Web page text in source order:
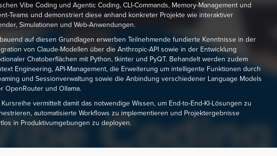
Vibe Coding und Agentic Coding, CLI-Commands, Memory-Management und
Teams und demonstriert diese anhand konkreter Projekte wie interaktiver
Simulationen und Web-Anwendungen.
auf diesen Grundlagen erwerben Teilnehmende fundierte Kenntnisse in der
von Claude-Modellen über die Anthropic-API sowie in der Entwicklung
Chatoberflächen mit Python, tkinter und PyQT. Behandelt werden zudem
Engineering, API-Management, die Erweiterung um intelligente Funktionen durch
und Sessionverwaltung sowie die Anbindung verschiedener Language Models
OpenRouter und Ollama.
Kursreihe vermittelt damit das notwendige Wissen, um End-to-End-KI-Lösungen zu
automatisierte Workflows zu implementieren und Projektergebnisse
in Produktivumgebungen zu deployen.